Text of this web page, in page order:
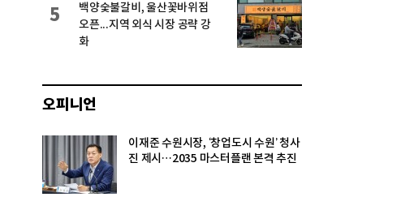
백양숯불갈비, 울산꽃바위점
오픈...지역 외식 시장 공략 강
화
5
오피니언
이재준 수원시장, ‘창업도시 수원’ 청사
진 제시…2035 마스터플랜 본격 추진